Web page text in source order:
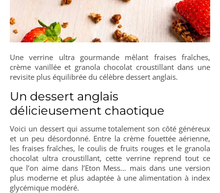
Une verrine ultra gourmande mêlant fraises fraîches,
crème vanillée et granola chocolat croustillant dans une
revisite plus équilibrée du célèbre dessert anglais.
Un dessert anglais
délicieusement chaotique
Voici un dessert qui assume totalement son côté généreux
et un peu désordonné. Entre la crème fouettée aérienne,
les fraises fraîches, le coulis de fruits rouges et le granola
chocolat ultra croustillant, cette verrine reprend tout ce
que l’on aime dans l’Eton Mess… mais dans une version
plus moderne et plus adaptée à une alimentation à index
glycémique modéré.